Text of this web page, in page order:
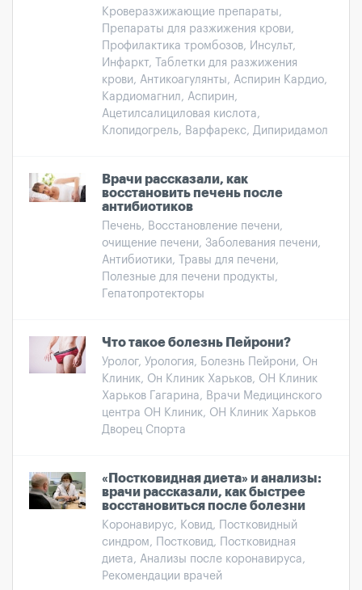
Кроверазжижающие препараты,
Препараты для разжижения крови,
Профилактика тромбозов, Инсульт,
Инфаркт, Таблетки для разжижения
крови, Антикоагулянты, Аспирин Кардио,
Кардиомагнил, Аспирин,
Ацетилсалициловая кислота,
Клопидогрель, Варфарекс, Дипиридамол
Врачи рассказали, как
восстановить печень после
антибиотиков
Печень, Восстановление печени,
очищение печени, Заболевания печени,
Антибиотики, Травы для печени,
Полезные для печени продукты,
Гепатопротекторы
Что такое болезнь Пейрони?
Уролог, Урология, Болезнь Пейрони, Он
Клиник, Он Клиник Харьков, ОН Клиник
Харьков Гагарина, Врачи Медицинского
центра ОН Клиник, ОН Клиник Харьков
Дворец Спорта
«Постковидная диета» и анализы:
врачи рассказали, как быстрее
восстановиться после болезни
Коронавирус, Ковид, Постковидный
синдром, Постковид, Постковидная
диета, Анализы после коронавируса,
Рекомендации врачей